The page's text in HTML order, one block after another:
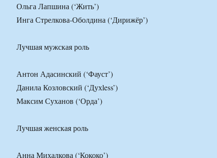
Ольга Лапшина (‘Жить’)
Инга Стрелкова-Оболдина (‘Дирижёр’)
Лучшая мужская роль
Антон Адасинский (‘Фауст’)
Данила Козловский (‘Духless’)
Максим Суханов (‘Орда’)
Лучшая женская роль
Анна Михалкова (‘Кококо’)